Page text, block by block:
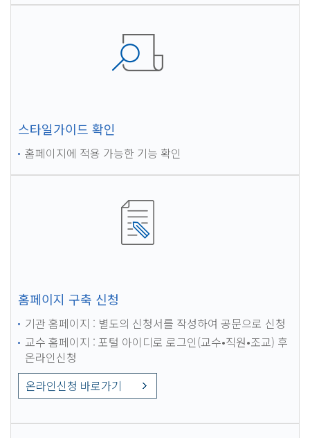
스타일가이드 확인
홈페이지에 적용 가능한 기능 확인
홈페이지 구축 신청
기관 홈페이지 : 별도의 신청서를 작성하여 공문으로 신청
교수 홈페이지 : 포털 아이디로 로그인(교수•직원•조교) 후
온라인신청
온라인신청 바로가기